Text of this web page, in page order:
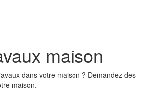
maison
dans votre maison ? Demandez des
maison.